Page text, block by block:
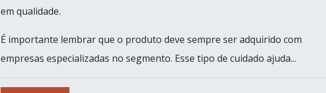
em qualidade.
É importante lembrar que o produto deve sempre ser adquirido com
empresas especializadas no segmento. Esse tipo de cuidado ajuda...